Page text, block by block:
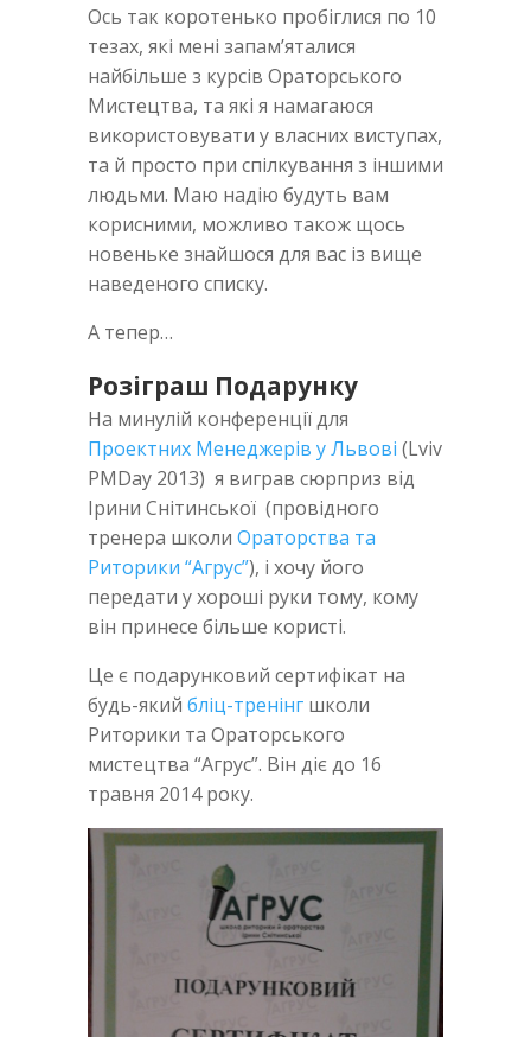
Ось так коротенько пробіглися по 10
тезах, які мені запам’яталися
найбільше з курсів Ораторського
Мистецтва, та які я намагаюся
використовувати у власних виступах,
та й просто при спілкування з іншими
людьми. Маю надію будуть вам
корисними, можливо також щось
новеньке знайшося для вас із вище
наведеного списку.
А тепер…
Розіграш Подарунку
На минулій конференції для
Проектних Менеджерів у Львові (Lviv
PMDay 2013) я виграв сюрприз від
Ірини Снітинської (провідного
тренера школи Ораторства та
Риторики “Агрус”), і хочу його
передати у хороші руки тому, кому
він принесе більше користі.
Це є подарунковий сертифікат на
будь-який бліц-тренінг школи
Риторики та Ораторського
мистецтва “Агрус”. Він діє до 16
травня 2014 року.